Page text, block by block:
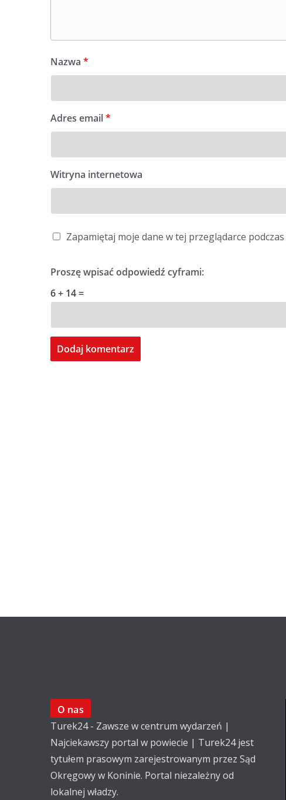
Nazwa *
Adres email*
Witryna internetowa
Zapamiętaj moje dane w tej przeglądarce
Proszę wpisać odpowiedź cyframi:
6 + 14 =
O nas
Turek24 - Zawsze w centrum wydarzeń |
Najciekawszy portal w powiecie | Turek24 jest
tytułem prasowym zarejestrowanym przez Sąd
Okręgowy w Koninie. Portal niezależny od
lokalnej władzy.